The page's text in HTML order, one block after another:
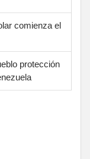
comienza el
protección